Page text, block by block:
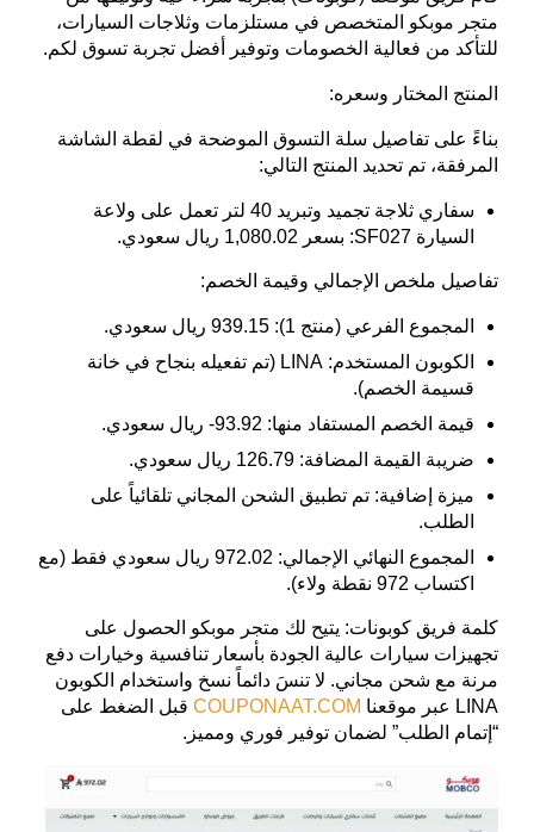
متجر موبكو المتخصص في مستلزمات وثلاجات السيارات،
للتأكد من فعالية الخصومات وتوفير أفضل تجربة تسوق لكم.
المنتج المختار وسعره:
بناءً على تفاصيل سلة التسوق الموضحة في لقطة الشاشة
المرفقة، تم تحديد المنتج التالي:
سفاري ثلاجة تجميد وتبريد 40 لتر تعمل على ولاعة
السيارة SF027
: بسعر 1,080.02 ريال سعودي .
تفاصيل ملخص الإجمالي وقيمة الخصم:
المجموع الفرعي (منتج 1):
الكوبون المستخدم: LINA (تم تفعيله بنجاح في خانة
قسيمة الخصم).
قيمة الخصم المستفاد منها: 93.92- ريال سعودي
.
ضريبة القيمة المضافة:
ميزة إضافية: تم تطبيق الشحن المجاني تلقائياً على
الطلب.
المجموع النهائي الإجمالي: 972.02 ريال سعودي
فقط (مع
اكتساب 972 نقطة ولاء).
كلمة فريق كوبونات: يتيح لك متجر موبكو الحصول على
تجهيزات سيارات عالية الجودة بأسعار تنافسية وخيارات دفع
مرنة مع شحن مجاني. لا تنسَ دائماً نسخ واستخدام الكوبون
LINA عبر موقعنا COUPONAAT.COM قبل الضغط على
“إتمام الطلب” لضمان توفير فوري ومميز.